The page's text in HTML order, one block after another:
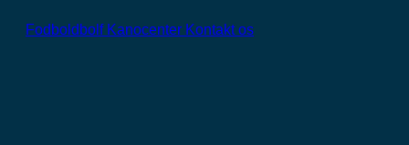
Fodboldbolf Kanocenter Kontakt os